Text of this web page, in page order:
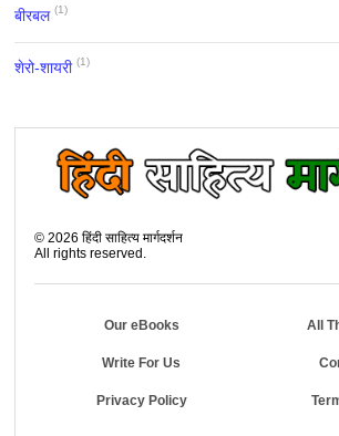
बीरबल (1)
शेरो-शायरी (1)
©2026 हिंदी साहित्य मार्गदर्शन
All rights reserved.
Our eBooks All
Write For Us
Privacy Policy